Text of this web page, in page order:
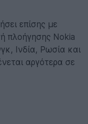
επίσης με
πλοήγησης Nokia
Ινδία, Ρωσία και
αργότερα σε